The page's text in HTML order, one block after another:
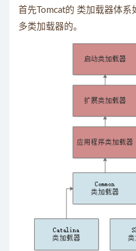
首先Tomcat的 类加载器体
多类加载器的。